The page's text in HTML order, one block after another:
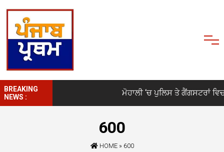
BREAKING
NEWS :
ਮੋਹਾਲੀ ‘ਚ ਪੁਲਿਸ ਤੇ ਗੈਂਗਸਟਰਾਂ
600
HOME» 600